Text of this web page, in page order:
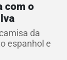
com o
da
espanhol e